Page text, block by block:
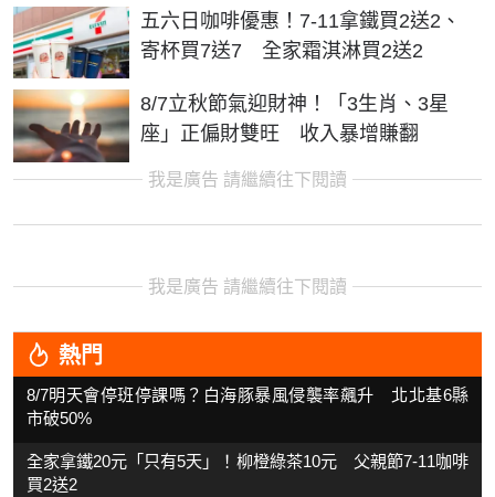
五六日咖啡優惠！7-11拿鐵買2送2、
寄杯買7送7 全家霜淇淋買2送2
8/7立秋節氣迎財神！「3生肖、3星
座」正偏財雙旺 收入暴增賺翻
我是廣告 請繼續往下閱讀
我是廣告 請繼續往下閱讀
熱門
8/7明天會停班停課嗎？白海豚暴風侵襲率飆升 北北基6縣
市破50%
全家拿鐵20元「只有5天」！柳橙綠茶10元 父親節7-11咖啡
買2送2